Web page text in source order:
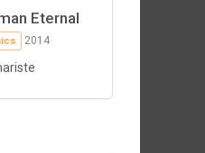
Eternal
2014